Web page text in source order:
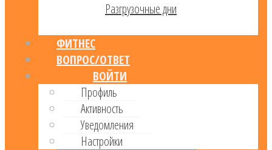
Разгрузочные дни
ФИТНЕС
ВОПРОС/ОТВЕТ
ВОЙТИ
Профиль
Активность
Уведомления
Настройки